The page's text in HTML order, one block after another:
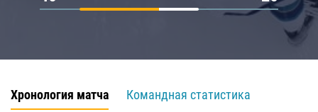
Хронология матча
Командная статистика